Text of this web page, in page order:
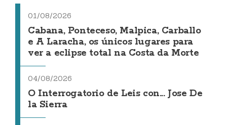
01/08/2026
Cabana, Ponteceso, Malpica, Carballo
e A Laracha, os únicos lugares para
ver a eclipse total na Costa da Morte
04/08/2026
O Interrogatorio de Leis con... Jose De
la Sierra